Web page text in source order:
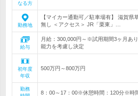
なる方
勤務地
【マイカー通勤可／駐車場有】 滋賀
無し ＜アクセス＞ JR「栗東」…
給与
月給：300,000円～※試用期間3ヶ月あ
能力を考慮し決定
初年度
年収
500万円～800万円
勤務
8：00～17：00※休憩時間：120分※時